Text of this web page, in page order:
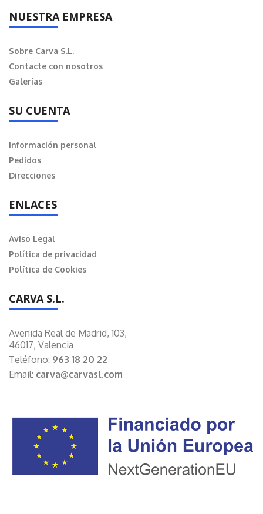
NUESTRA EMPRESA
Sobre Carva S.L.
Contacte con nosotros
Galerías
SU CUENTA
Información personal
Pedidos
Direcciones
ENLACES
Aviso Legal
Política de privacidad
Política de Cookies
CARVA S.L.
Avenida Real de Madrid, 103,
46017, Valencia
Teléfono: 963 18 20 22
Email: carva@carvasl.com